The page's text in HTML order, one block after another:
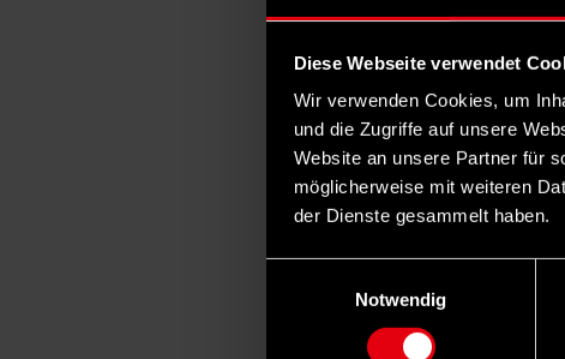
Diese Webseite verwendet
Wir verwenden Cookies, um
und die Zugriffe auf unsere
Website an unsere Partner für
möglicherweise mit weiteren
der Dienste gesammelt haben.
Notwendig